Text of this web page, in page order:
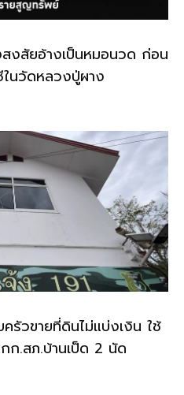
งสัยอ้างเป็นหมอนวด ก่อน
นวัดหลวงปู่ผาง
รัวขายที่ดินไม่แบ่งเงิน ใช้
.สภ.บ้านเป็ด 2 นัด